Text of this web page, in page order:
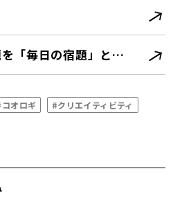
地球規模の課題を「毎日の宿題」としてローカルに解決を図る
オロギ
#クリエイティビティ